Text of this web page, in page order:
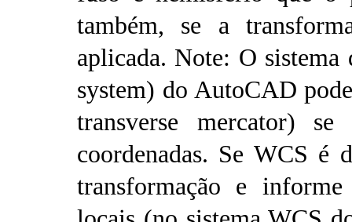
também, se a
aplicada. Note: O
system) do AutoCAD
transverse mercator)
coordenadas. Se WCS
transformação e